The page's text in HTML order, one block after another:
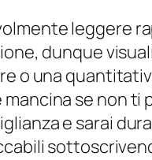
leggere
dunque
o una
se non
e sarai